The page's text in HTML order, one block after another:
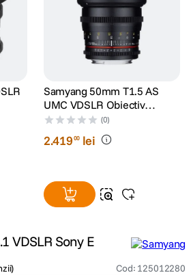
Samyang 50mm T1.5 AS
UMC VDSLR Obiectiv
Cinematic Sony A
(0)
2.41900 lei
VDSLR Sony E
) Cod: 125012280